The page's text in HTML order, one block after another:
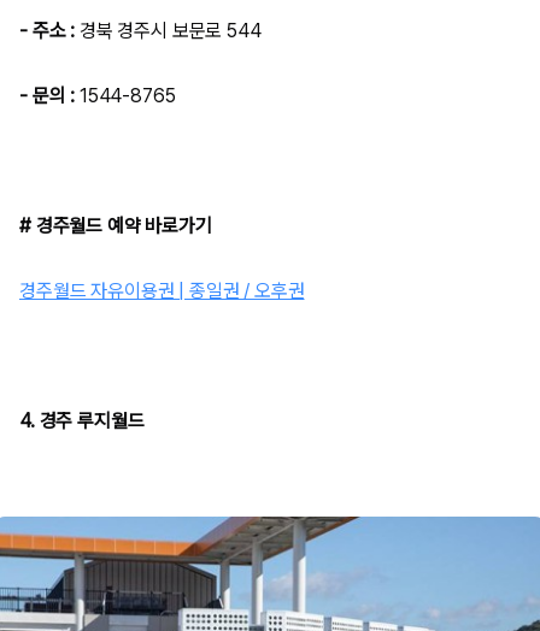
- 주소 : 경북 경주시 보문로 544
- 문의 : 1544-8765
# 경주월드 예약 바로가기
경주월드 자유이용권 | 종일권 / 오후권
4. 경주 루지월드